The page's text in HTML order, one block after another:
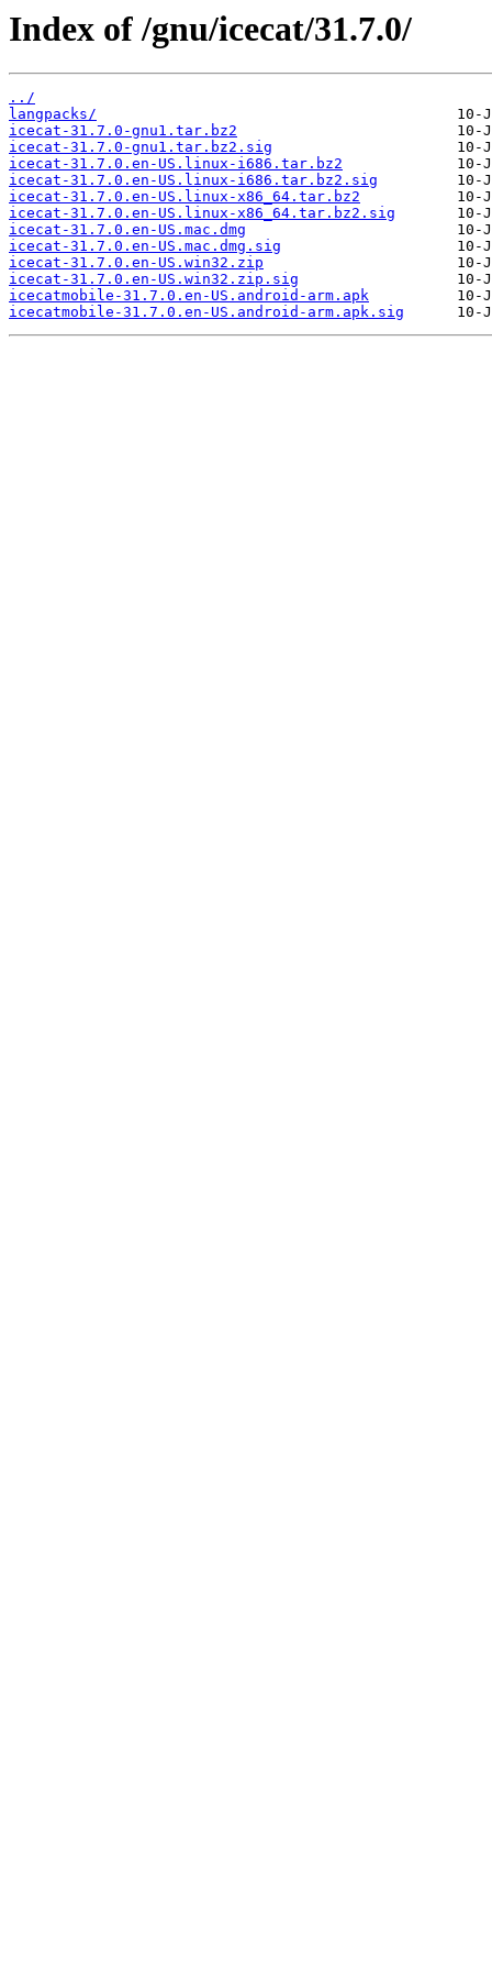
Index of /gnu/icecat/31.7.0/
../
langpacks/
icecat-31.7.0-gnu1.tar.bz2
icecat-31.7.0-gnu1.tar.bz2.sig
icecat-31.7.0.en-US.linux-i686.tar.bz2
icecat-31.7.0.en-US.linux-i686.tar.bz2.sig
icecat-31.7.0.en-US.linux-x86_64.tar.bz2
icecat-31.7.0.en-US.linux-x86_64.tar.bz2.sig
icecat-31.7.0.en-US.mac.dmg
icecat-31.7.0.en-US.mac.dmg.sig
icecat-31.7.0.en-US.win32.zip
icecat-31.7.0.en-US.win32.zip.sig
icecatmobile-31.7.0.en-US.android-arm.apk
icecatmobile-31.7.0.en-US.android-arm.apk.sig